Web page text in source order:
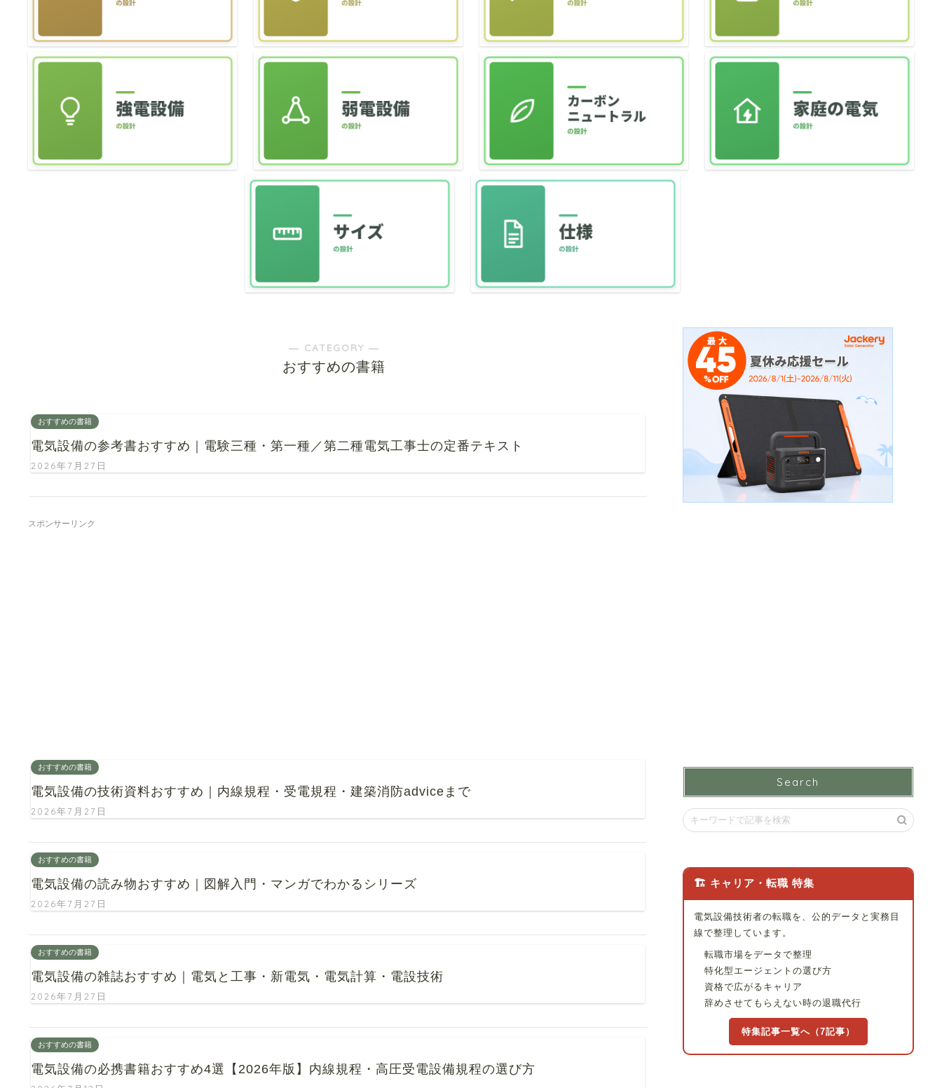
― CATEGORY ―
おすすめの書籍
おすすめの書籍
電気設備の参考書おすすめ｜電験三種・第一種／第二種電気工事士の定番テキスト
2026年7月27日
スポンサーリンク
おすすめの書籍
電気設備の技術資料おすすめ｜内線規程・受電規程・建築消防adviceまで
2026年7月27日
おすすめの書籍
電気設備の読み物おすすめ｜図解入門・マンガでわかるシリーズ
2026年7月27日
おすすめの書籍
電気設備の雑誌おすすめ｜電気と工事・新電気・電気計算・電設技術
2026年7月27日
おすすめの書籍
電気設備の必携書籍おすすめ4選【2026年版】内線規程・高圧受電設備規程の選び方
Search
🏗 キャリア・転職 特集
電気設備技術者の転職を、公的データと実務目
線で整理しています。
転職市場をデータで整理
特化型エージェントの選び方
資格で広がるキャリア
辞めさせてもらえない時の退職代行
特集記事一覧へ（7記事）